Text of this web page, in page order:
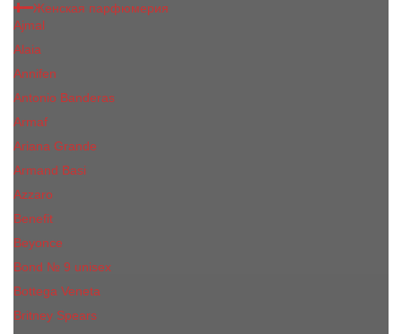
Женская парфюмерия
Ajmal
Alaia
Annifen
Antonio Banderas
Armaf
Ariana Grande
Armand Basi
Azzaro
Benefit
Beyonce
Bond № 9 unisex
Bottega Veneta
Britney Spears